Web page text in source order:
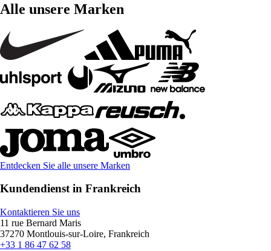
Alle unsere Marken
Entdecken Sie alle unsere Marken
Kundendienst in Frankreich
Kontaktieren Sie uns
11 rue Bernard Maris
37270 Montlouis-sur-Loire, Frankreich
+33 1 86 47 62 58